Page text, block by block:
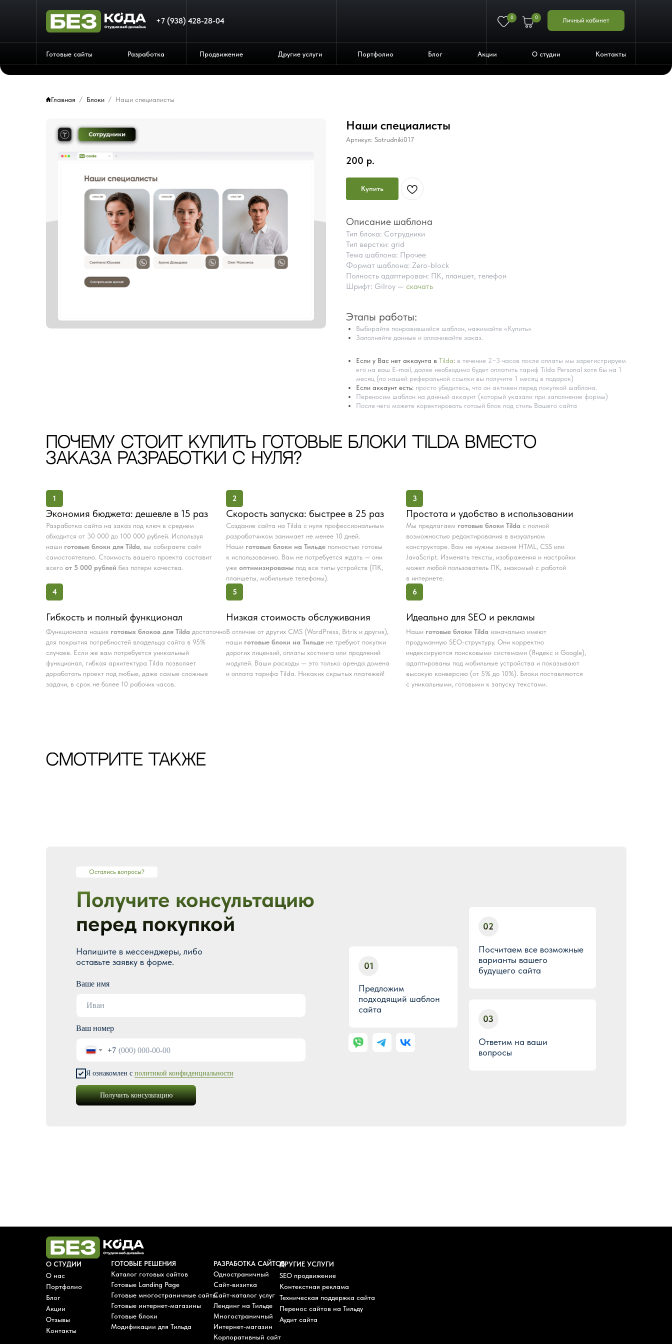
Личный кабинет
0 0
+7 (938) 428-28-04
Готовые сайты Разработка Продвижение Другие услуги Портфолио Блог Акции О студии Контакты
Главная Блоки Наши специалисты
Наши специалисты
Артикул: Sotrudniki017
200 р.
Купить
Описание шаблона
Тип блока: Сотрудники
Тип верстки: grid
Тема шаблона: Прочее
Формат шаблона: Zero-block
Полность адаптирован: ПК, планшет, телефон
Шрифт: Gilroy — скачать
Этапы работы:
Выбирайте понравившийся шаблон, нажимайте «Купить»
Заполняйте данные и оплачивайте заказ.
Если у Вас нет аккаунта в Tilda: в течение 2−3 часов после оплаты мы зарегистрируем
его на ваш E-mail, далее необходимо будет оплатить тариф Tilda Personal хотя бы на 1
месяц (по нашей реферальной ссылки вы получите 1 месяц в подарок)
Если аккаунт есть: просто убедитесь, что он активен перед покупкой шаблона.
Переносим шаблон на данный аккаунт (который указали при заполнение формы)
После чего можете коректировать готоый блок под стиль Вашего сайта
ПОЧЕМУ СТОИТ КУПИТЬ ГОТОВЫЕ БЛОКИ TILDA ВМЕСТО
ЗАКАЗА РАЗРАБОТКИ С НУЛЯ?
1
Экономия бюджета: дешевле в 15 раз
Разработка сайта на заказ под ключ в среднем
обходится от 30 000 до 100 000 рублей. Используя
наши готовые блоки для Tilda, вы собираете сайт
самостоятельно. Стоимость вашего проекта составит
всего от 5 000 рублей без потери качества.
2
Скорость запуска: быстрее в 25 раз
Создание сайта на Tilda с нуля профессиональным
разработчиком занимает не менее 10 дней.
Наши готовые блоки на Тильде полностью готовы
к использованию. Вам не потребуется ждать — они
уже оптимизированы под все типы устройств (ПК,
планшеты, мобильные телефоны).
3
Простота и удобство в использовании
Мы предлагаем готовые блоки Tilda с полной
возможностью редактирования в визуальном
конструкторе. Вам не нужны знания HTML, CSS или
JavaScript. Изменять тексты, изображения и настройки
может любой пользователь ПК, знакомый с работой
в интернете.
Функционала наших готовых блоков для Tilda достаточно
для покрытия потребностей владельца сайта в 95%
случаев. Если же вам потребуется уникальный
функционал, гибкая архитектура Tilda позволяет
доработать проект под любые, даже самые сложные
задачи, в срок не более 10 рабочих часов.
Гибкость и полный функционал
4
В отличие от других CMS (WordPress, Bitrix и других),
наши готовые блоки на Тильде не требуют покупки
дорогих лицензий, оплаты хостинга или продлений
модулей. Ваши расходы — это только аренда домена
и оплата тарифа Tilda. Никаких скрытых платежей!
Низкая стоимость обслуживания
5
Наши готовые блоки Tilda изначально имеют
продуманную SEO-структуру. Они корректно
индексируются поисковыми системами (Яндекс и Google),
адаптированы под мобильные устройства и показывают
высокую конверсию (от 5% до 10%). Блоки поставляются
с уникальными, готовыми к запуску текстами.
Идеально для SEO и рекламы
6
CМОТРИТЕ ТАКЖЕ
Получите консультацию
перед покупкой
Ваше имя
Ваш номер
+7
Я ознакомлен с политикой конфиденциальности
Получить консультацию
Напишите в мессенджеры, либо
оставьте заявку в форме.
Остались вопросы?
Предложим
подходящий шаблон
сайта
01
Посчитаем все возможные
варианты вашего
будущего сайта
02
Ответим на ваши
вопросы
03
О СТУДИИ
О нас
Портфолио
Блог
Акции
Отзывы
Контакты
ГОТОВЫЕ РЕШЕНИЯ
Каталог готовых сайтов
Готовые Landing Page
Готовые многостраничные сайты
Готовые интернет-магазины
Готовые блоки
Модификации для Тильда
РАЗРАБОТКА САЙТОВ
Одностраничный
Сайт-визитка
Сайт-каталог услуг
Лендинг на Тильде
Многостраничный
Интернет-магазин
Корпоративный сайт
ДРУГИЕ УСЛУГИ
SEO продвижение
Контекстная реклама
Техническая поддержка сайта
Перенос сайтов на Тильду
Аудит сайта